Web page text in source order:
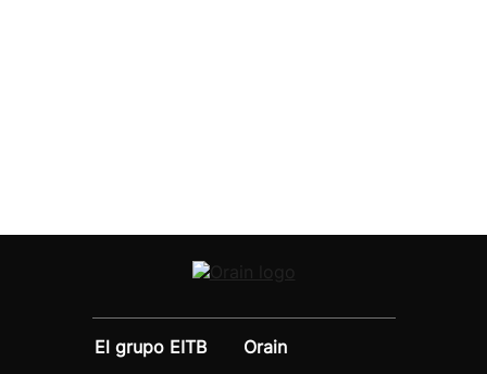
El grupo EITB
Orain